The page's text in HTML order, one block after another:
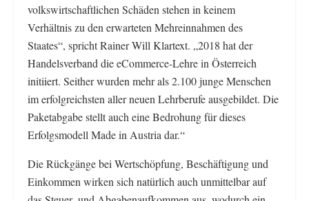
volkswirtschaftlichen Schäden stehen in keinem
Verhältnis zu den erwarteten Mehreinnahmen des
Staates“, spricht Rainer Will Klartext. „2018 hat der
Handelsverband die eCommerce-Lehre in Österreich
initiiert. Seither wurden mehr als 2.100 junge Menschen
im erfolgreichsten aller neuen Lehrberufe ausgebildet. Die
Paketabgabe stellt auch eine Bedrohung für dieses
Erfolgsmodell Made in Austria dar.“
Die Rückgänge bei Wertschöpfung, Beschäftigung und
Einkommen wirken sich natürlich auch unmittelbar auf